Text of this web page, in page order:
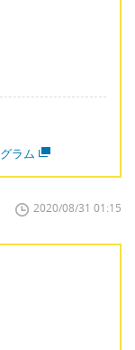
ラム
2020/08/31 01:15